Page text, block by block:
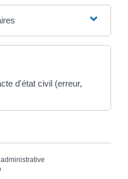
d'état civil (erreur,